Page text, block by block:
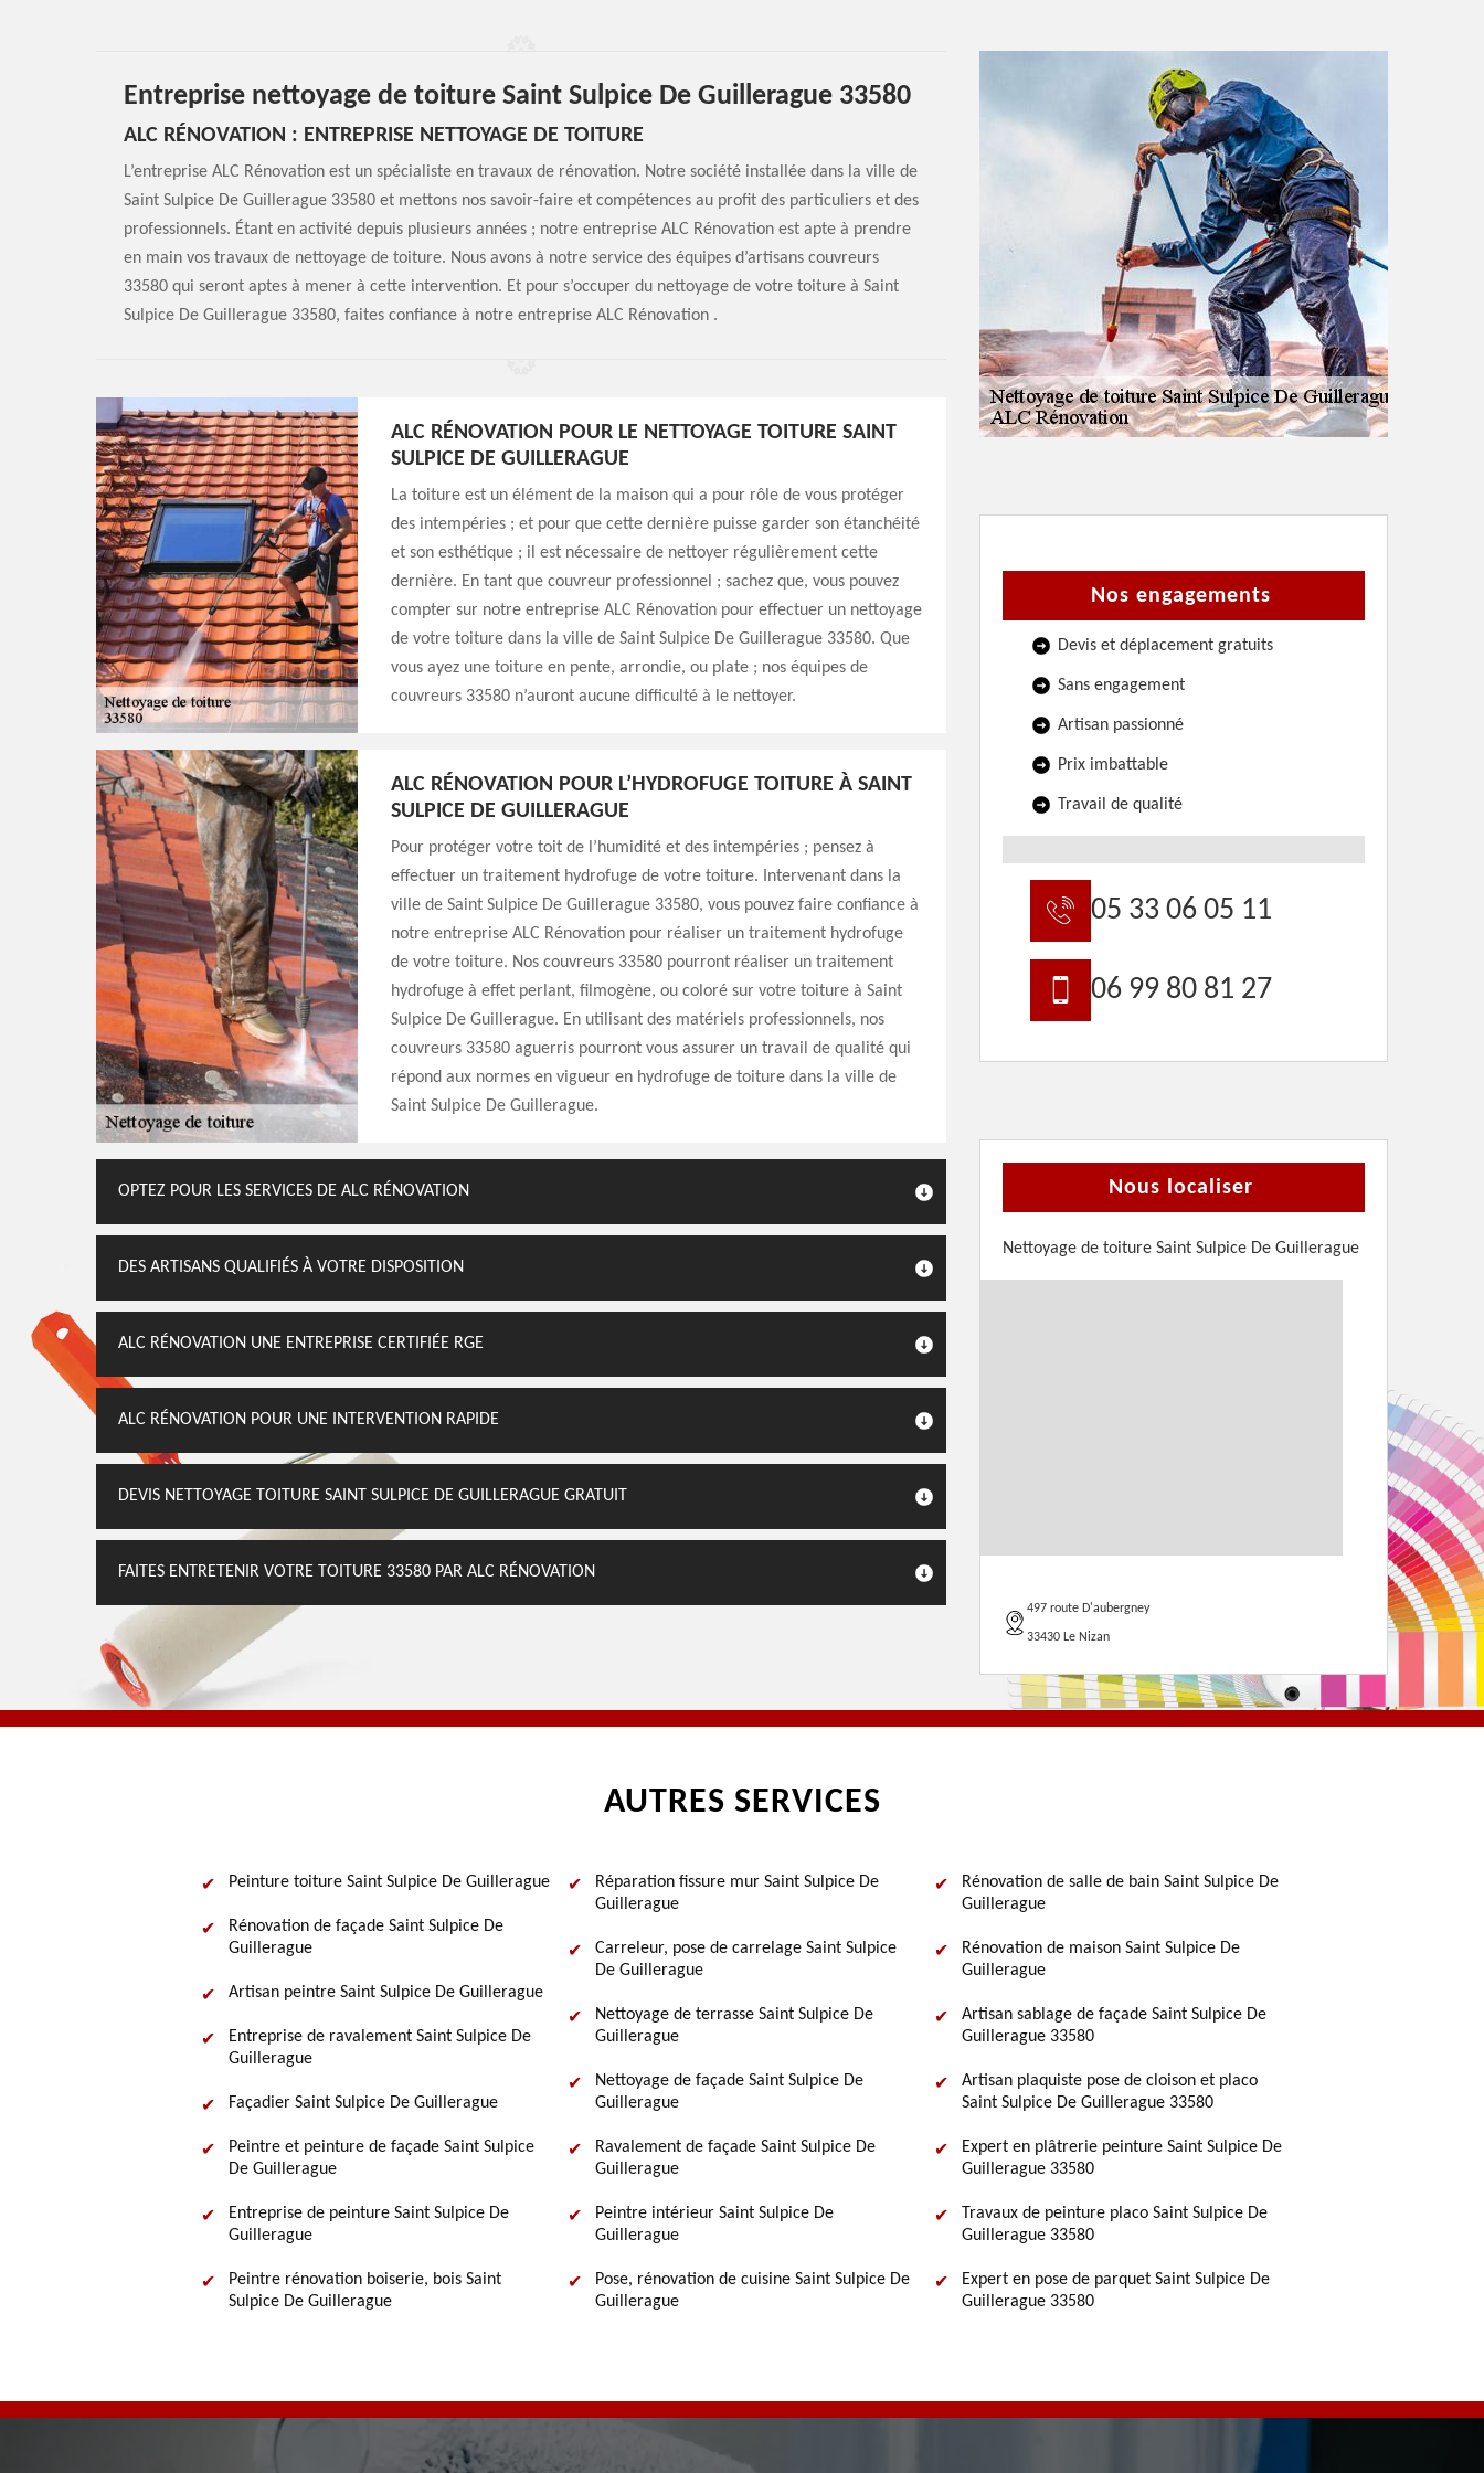
Entreprise nettoyage de toiture Saint Sulpice De Guillerague 33580
ALC RÉNOVATION : ENTREPRISE NETTOYAGE DE TOITURE
L’entreprise ALC Rénovation est un spécialiste en travaux de rénovation. Notre société installée dans la ville de
Saint Sulpice De Guillerague 33580 et mettons nos savoir-faire et compétences au profit des particuliers et des
professionnels. Étant en activité depuis plusieurs années ; notre entreprise ALC Rénovation est apte à prendre
en main vos travaux de nettoyage de toiture. Nous avons à notre service des équipes d’artisans couvreurs
33580 qui seront aptes à mener à cette intervention. Et pour s’occuper du nettoyage de votre toiture à Saint
Sulpice De Guillerague 33580, faites confiance à notre entreprise ALC Rénovation .
ALC RÉNOVATION POUR LE NETTOYAGE TOITURE SAINT
SULPICE DE GUILLERAGUE
La toiture est un élément de la maison qui a pour rôle de vous protéger
des intempéries ; et pour que cette dernière puisse garder son étanchéité
et son esthétique ; il est nécessaire de nettoyer régulièrement cette
dernière. En tant que couvreur professionnel ; sachez que, vous pouvez
compter sur notre entreprise ALC Rénovation pour effectuer un nettoyage
de votre toiture dans la ville de Saint Sulpice De Guillerague 33580. Que
vous ayez une toiture en pente, arrondie, ou plate ; nos équipes de
couvreurs 33580 n’auront aucune difficulté à le nettoyer.
ALC RÉNOVATION POUR L’HYDROFUGE TOITURE À SAINT
SULPICE DE GUILLERAGUE
Pour protéger votre toit de l’humidité et des intempéries ; pensez à
effectuer un traitement hydrofuge de votre toiture. Intervenant dans la
ville de Saint Sulpice De Guillerague 33580, vous pouvez faire confiance à
notre entreprise ALC Rénovation pour réaliser un traitement hydrofuge
de votre toiture. Nos couvreurs 33580 pourront réaliser un traitement
hydrofuge à effet perlant, filmogène, ou coloré sur votre toiture à Saint
Sulpice De Guillerague. En utilisant des matériels professionnels, nos
couvreurs 33580 aguerris pourront vous assurer un travail de qualité qui
répond aux normes en vigueur en hydrofuge de toiture dans la ville de
Saint Sulpice De Guillerague.
OPTEZ POUR LES SERVICES DE ALC RÉNOVATION
DES ARTISANS QUALIFIÉS À VOTRE DISPOSITION
ALC RÉNOVATION UNE ENTREPRISE CERTIFIÉE RGE
ALC RÉNOVATION POUR UNE INTERVENTION RAPIDE
DEVIS NETTOYAGE TOITURE SAINT SULPICE DE GUILLERAGUE GRATUIT
FAITES ENTRETENIR VOTRE TOITURE 33580 PAR ALC RÉNOVATION
Nos engagements
Devis et déplacement gratuits
Sans engagement
Artisan passionné
Prix imbattable
Travail de qualité
05 33 06 05 11
06 99 80 81 27
Nous localiser
Nettoyage de toiture Saint Sulpice De Guillerague
497 route D'aubergney
33430 Le Nizan
AUTRES SERVICES
Peinture toiture Saint Sulpice De Guillerague
Rénovation de façade Saint Sulpice De
Guillerague
Artisan peintre Saint Sulpice De Guillerague
Entreprise de ravalement Saint Sulpice De
Guillerague
Façadier Saint Sulpice De Guillerague
Peintre et peinture de façade Saint Sulpice
De Guillerague
Entreprise de peinture Saint Sulpice De
Guillerague
Peintre rénovation boiserie, bois Saint
Sulpice De Guillerague
Réparation fissure mur Saint Sulpice De
Guillerague
Carreleur, pose de carrelage Saint Sulpice
De Guillerague
Nettoyage de terrasse Saint Sulpice De
Guillerague
Nettoyage de façade Saint Sulpice De
Guillerague
Ravalement de façade Saint Sulpice De
Guillerague
Peintre intérieur Saint Sulpice De
Guillerague
Pose, rénovation de cuisine Saint Sulpice De
Guillerague
Rénovation de salle de bain Saint Sulpice De
Guillerague
Rénovation de maison Saint Sulpice De
Guillerague
Artisan sablage de façade Saint Sulpice De
Guillerague 33580
Artisan plaquiste pose de cloison et placo
Saint Sulpice De Guillerague 33580
Expert en plâtrerie peinture Saint Sulpice De
Guillerague 33580
Travaux de peinture placo Saint Sulpice De
Guillerague 33580
Expert en pose de parquet Saint Sulpice De
Guillerague 33580